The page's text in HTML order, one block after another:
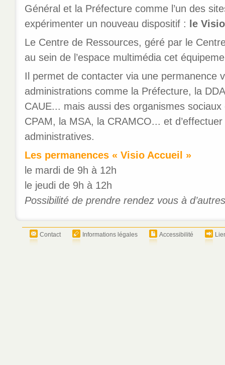
Général et la Préfecture comme l’un des
expérimenter un nouveau dispositif : le
Le Centre de Ressources, géré par le
au sein de l’espace multimédia cet
Il permet de contacter via une permanence
administrations comme la Préfecture, la
CAUE... mais aussi des organismes sociaux
CPAM, la MSA, la CRAMCO... et
administratives.
Les permanences « Visio Accueil »
le mardi de 9h à 12h
le jeudi de 9h à 12h
Possibilité de prendre rendez vous à
Contact Informations légales Accessibilité